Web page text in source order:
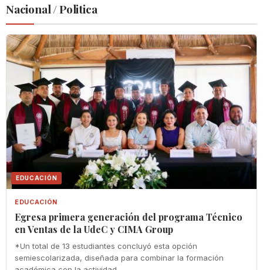
Nacional / Politica
EDUCACIÓN
EDUCACIÓN
Egresa primera generación del programa Técnico
en Ventas de la UdeC y CIMA Group
*Un total de 13 estudiantes concluyó esta opción
semiescolarizada, diseñada para combinar la formación